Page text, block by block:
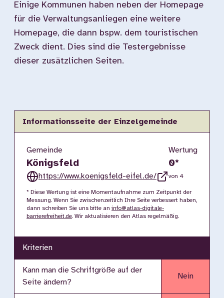
Einige Kommunen haben neben der Homepage
für die Verwaltungsanliegen eine weitere
Homepage, die dann bspw. dem touristischen
Zweck dient. Dies sind die Testergebnisse
dieser zusätzlichen Seiten.
Informationsseite der Einzelgemeinde
Gemeinde
Königsfeld
https://www.koenigsfeld-eifel.de/
Wertung
0*
von 4
* Diese Wertung ist eine Momentaufnahme zum Zeitpunkt der
Messung. Wenn Sie zwischenzeitlich Ihre Seite verbessert haben,
dann schreiben Sie uns bitte an info@atlas-digitale-
barrierefreiheit.de. Wir aktualisieren den Atlas regelmäßig.
Kriterien
Kann man die Schriftgröße auf der
Seite ändern?
Nein